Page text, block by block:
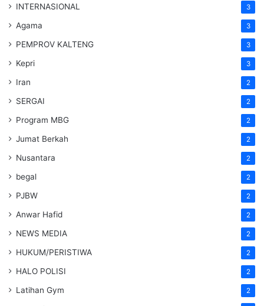
INTERNASIONAL 3
Agama 3
PEMPROV KALTENG 3
Kepri 3
Iran 2
SERGAI 2
Program MBG 2
Jumat Berkah 2
Nusantara 2
begal 2
PJBW 2
Anwar Hafid 2
NEWS MEDIA 2
HUKUM/PERISTIWA 2
HALO POLISI 2
Latihan Gym 2